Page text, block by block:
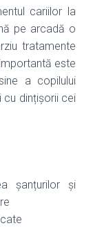
cariilor la
pe arcadă o
tratamente
este
a copilului
cu dințișorii cei
șanțurilor și